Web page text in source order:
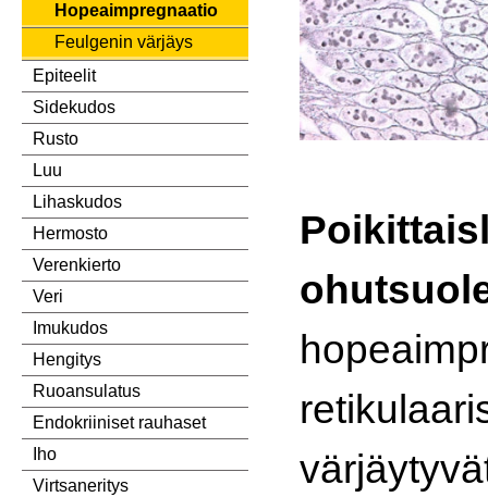
Hopeaimpregnaatio
Feulgenin värjäys
Epiteelit
Sidekudos
Rusto
Luu
Lihaskudos
Hermosto
Verenkierto
Veri
Imukudos
Hengitys
Ruoansulatus
Endokriiniset rauhaset
Iho
Virtsaneritys